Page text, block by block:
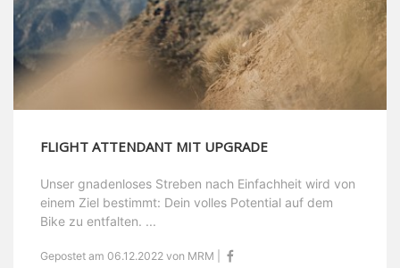
FLIGHT ATTENDANT MIT UPGRADE
Unser gnadenloses Streben nach Einfachheit wird von
einem Ziel bestimmt: Dein volles Potential auf dem
Bike zu entfalten. ...
Gepostet am 06.12.2022 von MRM |